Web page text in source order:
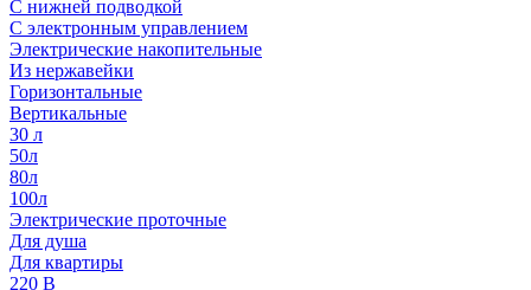
С нижней подводкой
С электронным управлением
Электрические накопительные
Из нержавейки
Горизонтальные
Вертикальные
30 л
50л
80л
100л
Электрические проточные
Для душа
Для квартиры
220 В